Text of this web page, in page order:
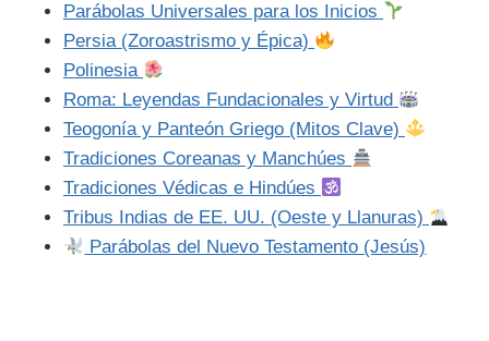
Parábolas Universales para los Inicios
Persia (Zoroastrismo y Épica)
Polinesia
Roma: Leyendas Fundacionales y Virtud
Teogonía y Panteón Griego (Mitos Clave)
Tradiciones Coreanas y Manchúes
Tradiciones Védicas e Hindúes
Tribus Indias de EE. UU. (Oeste y Llanuras)
Parábolas del Nuevo Testamento (Jesús)